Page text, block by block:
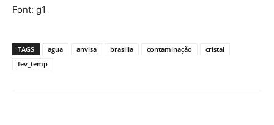
Font: g1
TAGS agua anvisa brasilia contaminação
cristal
fev_temp